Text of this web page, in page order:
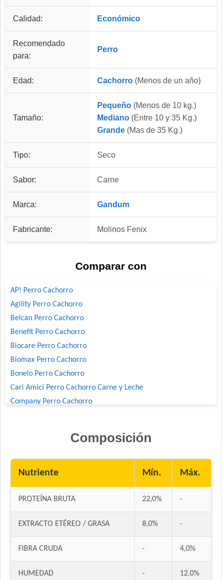
Calidad: Económico
Recomendado
para:
Perro
Edad: Cachorro (Menos de un año)
Tamaño:
Pequeño (Menos de 10 kg.)
Mediano (Entre 10 y 35 Kg.)
Grande (Mas de 35 Kg.)
Tipo: Seco
Sabor: Carne
Marca: Gandum
Fabricante: Molinos Fenix
Comparar con
AP! Perro Cachorro
Agility Perro Cachorro
Belcan Perro Cachorro
Benefit Perro Cachorro
Biocare Perro Cachorro
Biomax Perro Cachorro
Bonelo Perro Cachorro
Cari Amici Perro Cachorro Carne y Leche
Company Perro Cachorro
Deleita Super Premium Perro Cachorro
Dog Chow Perro Cachorro
Dog Chow Perro Cachorro Mini
Dog Selection Etiqueta Negra Cachorros
Dog Selection Premium Cachorros
Dogui Perro Cachorro
Grande
Eukanuba Premium Performance Puppy Pro
Composición
Nutriente Mín. Máx.
PROTEÍNA BRUTA 22,0% -
EXTRACTO ETÉREO / GRASA 8,0% -
FIBRA CRUDA - 4,0%
HUMEDAD - 12,0%